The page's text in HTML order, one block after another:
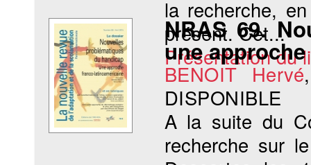
la recherche,
présent. Cet...
Présentation du
NRAS 69.
une
BENOIT Hervé
DISPONIBLE
A la suite du
recherche sur